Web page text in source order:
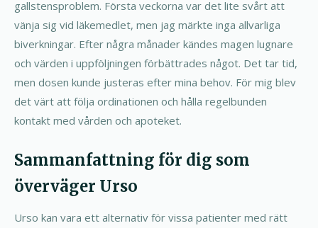
gallstensproblem. Första veckorna var det lite svårt att
vänja sig vid läkemedlet, men jag märkte inga allvarliga
biverkningar. Efter några månader kändes magen lugnare
och värden i uppföljningen förbättrades något. Det tar tid,
men dosen kunde justeras efter mina behov. För mig blev
det värt att följa ordinationen och hålla regelbunden
kontakt med vården och apoteket.
Sammanfattning för dig som
överväger Urso
Urso kan vara ett alternativ för vissa patienter med rätt